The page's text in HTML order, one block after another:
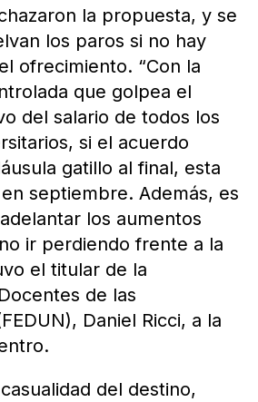
la propuesta, y se
los paros si no hay
ofrecimiento. “Con la
que golpea el
del salario de todos los
si el acuerdo
gatillo al final, esta
septiembre. Además, es
los aumentos
ir perdiendo frente a la
el titular de la
de las
Daniel Ricci, a la
del destino,